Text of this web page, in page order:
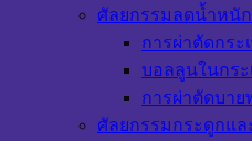
ศัลยกรรมลดน้ำหนัก
การผ่าตัดกระ
บอลลูนในกระ
การผ่าตัดบาย
ศัลยกรรมกระดูกแล